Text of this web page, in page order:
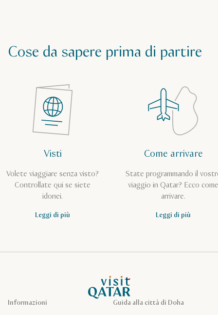
Cose da sapere prima di partire
Visti
Volete viaggiare senza visto?
Controllate qui se siete
idonei.
Leggi di più
Come arrivare
State programmando il
viaggio in Qatar? Ecco come
arrivare.
Leggi di più
Pagina iniziale Visit Qatar
Guida alla città di Doha
Informazioni